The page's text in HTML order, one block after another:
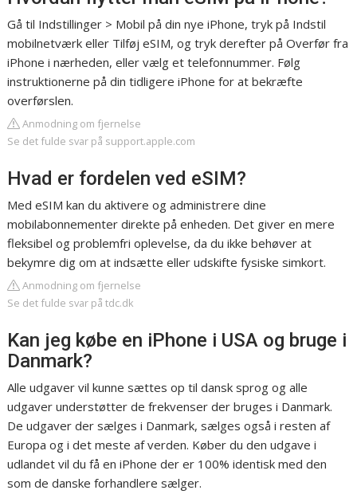
Gå til Indstillinger > Mobil på din nye iPhone, tryk på Indstil
mobilnetværk eller Tilføj eSIM, og tryk derefter på Overfør fra
iPhone i nærheden, eller vælg et telefonnummer. Følg
instruktionerne på din tidligere iPhone for at bekræfte
overførslen.
Anmodning om fjernelse
Se det fulde svar på support.apple.com
Hvad er fordelen ved eSIM?
Med eSIM kan du aktivere og administrere dine
mobilabonnementer direkte på enheden. Det giver en mere
fleksibel og problemfri oplevelse, da du ikke behøver at
bekymre dig om at indsætte eller udskifte fysiske simkort.
Anmodning om fjernelse
Se det fulde svar på tdc.dk
Kan jeg købe en iPhone i USA og bruge i
Danmark?
Alle udgaver vil kunne sættes op til dansk sprog og alle
udgaver understøtter de frekvenser der bruges i Danmark.
De udgaver der sælges i Danmark, sælges også i resten af
Europa og i det meste af verden. Køber du den udgave i
udlandet vil du få en iPhone der er 100% identisk med den
som de danske forhandlere sælger.